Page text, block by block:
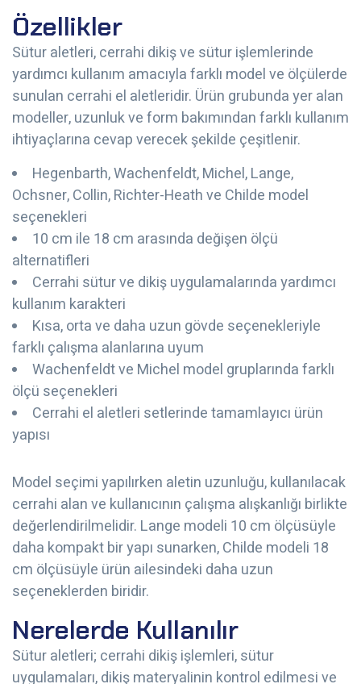
Özellikler
Sütur aletleri, cerrahi dikiş ve sütur işlemlerinde
yardımcı kullanım amacıyla farklı model ve ölçülerde
sunulan cerrahi el aletleridir. Ürün grubunda yer alan
modeller, uzunluk ve form bakımından farklı kullanım
ihtiyaçlarına cevap verecek şekilde çeşitlenir.
Hegenbarth, Wachenfeldt, Michel, Lange,
Ochsner, Collin, Richter-Heath ve Childe model
seçenekleri
10 cm ile 18 cm arasında değişen ölçü
alternatifleri
Cerrahi sütur ve dikiş uygulamalarında yardımcı
kullanım karakteri
Kısa, orta ve daha uzun gövde seçenekleriyle
farklı çalışma alanlarına uyum
Wachenfeldt ve Michel model gruplarında farklı
ölçü seçenekleri
Cerrahi el aletleri setlerinde tamamlayıcı ürün
yapısı
Model seçimi yapılırken aletin uzunluğu, kullanılacak
cerrahi alan ve kullanıcının çalışma alışkanlığı birlikte
değerlendirilmelidir. Lange modeli 10 cm ölçüsüyle
daha kompakt bir yapı sunarken, Childe modeli 18
cm ölçüsüyle ürün ailesindeki daha uzun
seçeneklerden biridir.
Nerelerde Kullanılır
Sütur aletleri; cerrahi dikiş işlemleri, sütur
uygulamaları, dikiş materyalinin kontrol edilmesi ve